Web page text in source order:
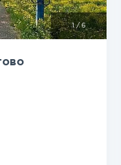
1/6